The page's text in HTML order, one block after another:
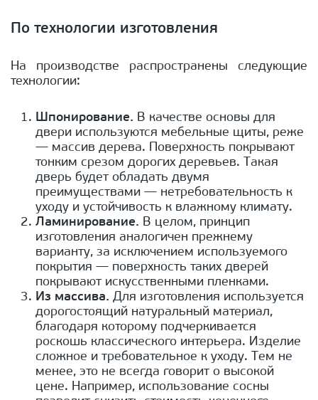
По технологии изготовления
На производстве распространены следующие
технологии:
Шпонирование. В качестве основы для
двери используются мебельные щиты, реже
— массив дерева. Поверхность покрывают
тонким срезом дорогих деревьев. Такая
дверь будет обладать двумя
преимуществами — нетребовательность к
уходу и устойчивость к влажному климату.
Ламинирование. В целом, принцип
изготовления аналогичен прежнему
варианту, за исключением используемого
покрытия — поверхность таких дверей
покрывают искусственными пленками.
Из массива. Для изготовления используется
дорогостоящий натуральный материал,
благодаря которому подчеркивается
роскошь классического интерьера. Изделие
сложное и требовательное к уходу. Тем не
менее, это не всегда говорит о высокой
цене. Например, использование сосны